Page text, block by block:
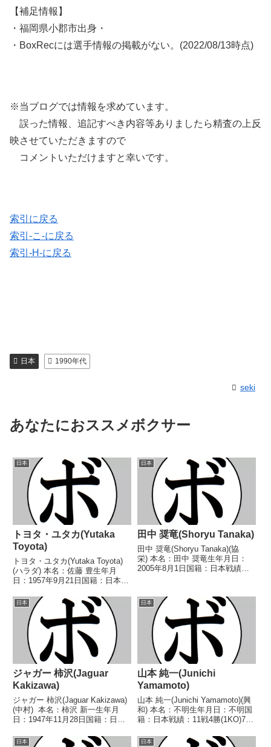
【補足情報】
・福岡県小郡市出身・
・BoxRecには選手情報の掲載がない。(2022/08/13時点)
※当ブログでは情報を求めています。
誤った情報、追記すべき内容等ありましたら精査の上反
映させていただきますので
コメントいただけますと幸いです。
索引に戻る
索引-こ-に戻る
索引-H-に戻る
日本 1990年代
seki
あなたにおススメボクサー
日本
トヨタ・ユタカ(Yutaka
Toyota)
トヨタ・ユタカ(Yutaka Toyota)
(ハラダ) 本名：佐藤 豊生年月
日：1957年9月21日国籍：日本戦
タイトル】1975年度西日本フラ
イ級新人王 【戦歴】
1975/02/07 ●4R判定 (...
日本
田中 奨竜(Shoryu Tanaka)
田中 奨竜(Shoryu Tanaka)(協
栄) 本名：田中 奨竜生年月日：
2005年8月1日国籍：日本戦績：
鳥取市出身。・2025/12/02には渡
辺 大貴(セレス)と対戦する...
日本
ジャガー 柿沢(Jaguar
Kakizawa)
ジャガー 柿沢(Jaguar Kakizawa)
(中村) 本名：柿沢 新一生年月
日：1947年11月28日国籍：日本
分 【獲得タイトル】1965年度全
日本
山本 純一(Junichi
Yamamoto)
山本 純一(Junichi Yamamoto)(興
和) 本名：不明生年月日：不明国
籍：日本戦績：11戦4勝(1KO)7
歴】■1967年度西日本スーパーラ
日本 日本